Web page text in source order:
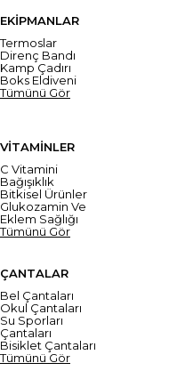
EKİPMANLAR
Termoslar
Direnç Bandı
Kamp Çadırı
Boks Eldiveni
Tümünü Gör
VİTAMİNLER
C Vitamini
Bağışıklık
Bitkisel Ürünler
Glukozamin Ve
Eklem Sağlığı
Tümünü Gör
ÇANTALAR
Bel Çantaları
Okul Çantaları
Su Sporları
Çantaları
Bisiklet Çantaları
Tümünü Gör